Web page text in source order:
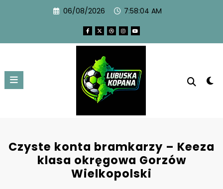
06/08/2026 7:58:05 AM
Czyste konta bramkarzy – Keeza
klasa okręgowa Gorzów
Wielkopolski